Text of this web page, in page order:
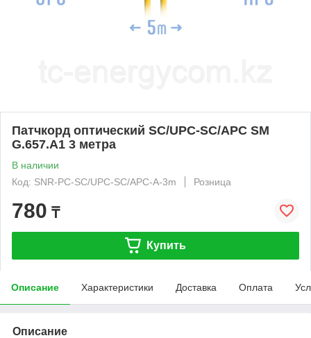
Патчкорд оптический SC/UPC-SC/APC SM
G.657.A1 3 метра
В наличии
Код: SNR-PC-SC/UPC-SC/APC-A-3m
Розница
780 ₸
Купить
Описание Характеристики Доставка Оплата
Описание